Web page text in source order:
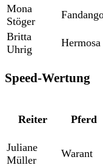
Mona
Stöger
Britta
Uhrig
Hermosa
Speed-Wertung
Reiter Pferd
Juliane
Müller
Warant